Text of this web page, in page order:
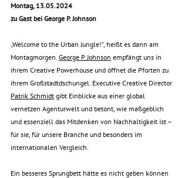
Montag, 13.05.2024
zu Gast bei George P. Johnson
„Welcome to the Urban Jungle!“, heißt es dann am
Montagmorgen. George P. Johnson empfängt uns in
ihrem Creative Powerhouse und öffnet die Pforten zu
ihrem Großstadtdschungel. Executive Creative Director
Patrik Schmidt gibt Einblicke aus einer global
vernetzen Agenturwelt und betont, wie maßgeblich
und essenziell das Mitdenken von Nachhaltigkeit ist –
für sie, für unsere Branche und besonders im
internationalen Vergleich.
Ein besseres Sprungbett hätte es nicht geben können